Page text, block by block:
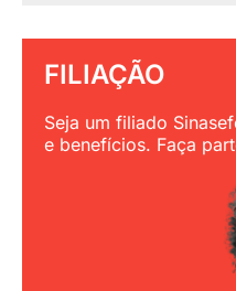
FILIAÇÃO
Seja um filiado
e benefícios. Faça